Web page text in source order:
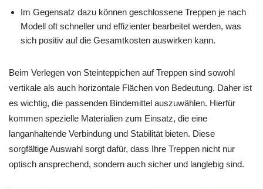
Im Gegensatz dazu können geschlossene Treppen je nach
Modell oft schneller und effizienter bearbeitet werden, was
sich positiv auf die Gesamtkosten auswirken kann.
Beim Verlegen von Steinteppichen auf Treppen sind sowohl
vertikale als auch horizontale Flächen von Bedeutung. Daher ist
es wichtig, die passenden Bindemittel auszuwählen. Hierfür
kommen spezielle Materialien zum Einsatz, die eine
langanhaltende Verbindung und Stabilität bieten. Diese
sorgfältige Auswahl sorgt dafür, dass Ihre Treppen nicht nur
optisch ansprechend, sondern auch sicher und langlebig sind.